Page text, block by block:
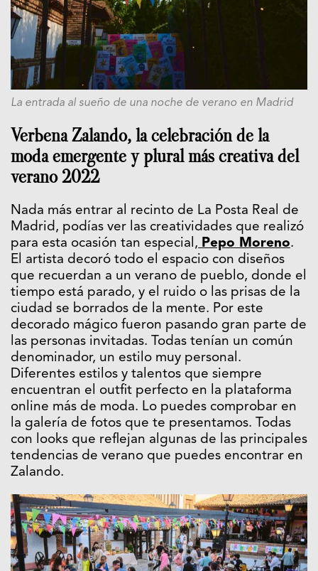
La entrada al sueño de una noche de verano en Madrid
Verbena Zalando, la celebración de la
moda emergente y plural más creativa del
verano 2022
Nada más entrar al recinto de La Posta Real de
Madrid, podías ver las creatividades que realizó
para esta ocasión tan especial, Pepo Moreno.
El artista decoró todo el espacio con diseños
que recuerdan a un verano de pueblo, donde el
tiempo está parado, y el ruido o las prisas de la
ciudad se borrados de la mente. Por este
decorado mágico fueron pasando gran parte de
las personas invitadas. Todas tenían un común
denominador, un estilo muy personal.
Diferentes estilos y talentos que siempre
encuentran el outfit perfecto en la plataforma
online más de moda. Lo puedes comprobar en
la galería de fotos que te presentamos. Todas
con looks que reflejan algunas de las principales
tendencias de verano que puedes encontrar en
Zalando.